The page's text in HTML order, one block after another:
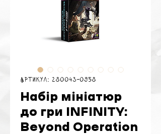
Артикул: 280043-0958
Набір мініатюр
до гри INFINITY:
Beyond Operation